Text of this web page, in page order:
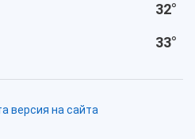
32°
33°
версия на сайта